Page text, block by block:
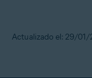
Actualizado el: 29/01/